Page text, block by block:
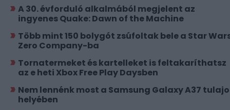
A 30. évforduló alkalmából megjelent az
ingyenes Quake: Dawn of the Machine
Több mint 150 bolygót zsúfoltak bele a Star
Zero Company-ba
Tornatermeket és kartelleket is feltakaríthatsz
az e heti Xbox Free Play Daysben
Nem lennénk most a Samsung Galaxy A37
helyében